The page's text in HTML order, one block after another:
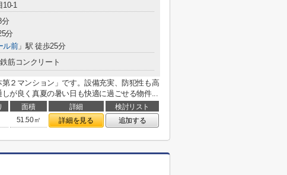
10-1
分
分
ル前」駅 徒歩25分
鉄筋コンクリート
２マンション」です。設備充実、防犯性も高
が良く真夏の暑い日も快適に過ごせる物件...
面積 詳細
検討リスト
51.50㎡ 詳細を見る 追加する